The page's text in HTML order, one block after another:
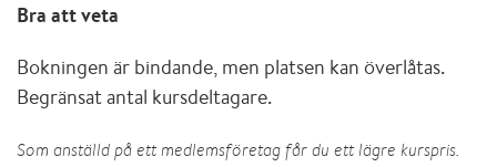
Bra att veta
Bokningen är bindande, men platsen kan överlåtas.
Begränsat antal kursdeltagare.
Som anställd på ett medlemsföretag får du ett lägre kurspris.